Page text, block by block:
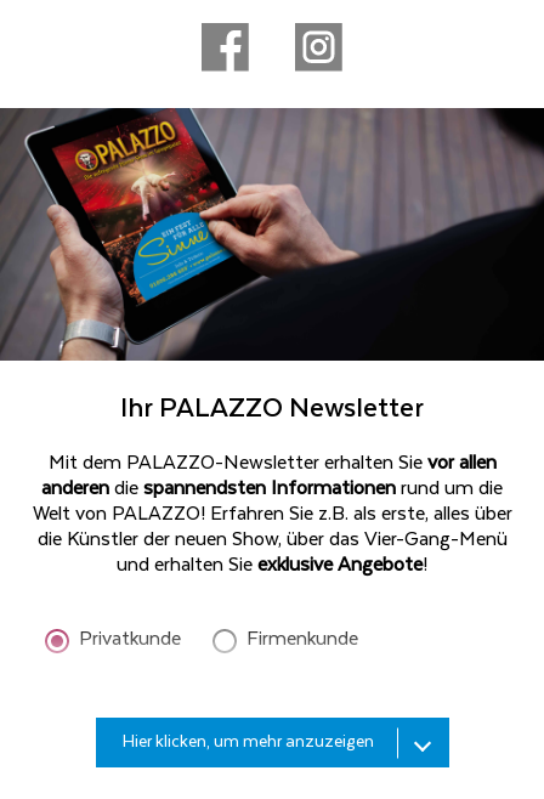
Ihr PALAZZO Newsletter
Mit dem PALAZZO-Newsletter erhalten Sievor allen
anderendiespannendsten Informationenrund um die
Welt von PALAZZO! Erfahren Sie z.B. als erste, alles über
die Künstler der neuen Show, über das Vier-Gang-Menü
und erhalten Sieexklusive Angebote!
Privatkunde Firmenkunde
Hier klicken, um mehr anzuzeigen